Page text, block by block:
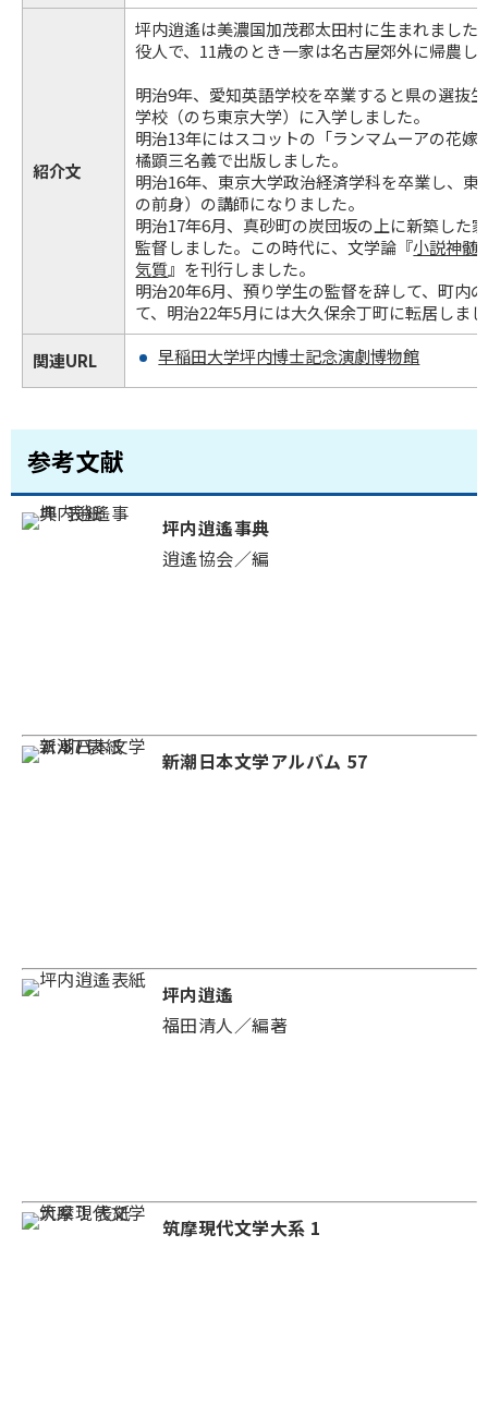
紹介文
坪内逍遙は美濃国加茂郡太田村に生まれました
役人で、11歳のとき一家は名古屋郊外に帰農し
明治9年、愛知英語学校を卒業すると県の選抜
学校（のち東京大学）に入学しました。
明治13年にはスコットの「ランマムーアの花嫁
橘顕三名義で出版しました。
明治16年、東京大学政治経済学科を卒業し、
の前身）の講師になりました。
明治17年6月、真砂町の炭団坂の上に新築した
監督しました。この時代に、文学論『小説神髄
気質』を刊行しました。
明治20年6月、預り学生の監督を辞して、町内
て、明治22年5月には大久保余丁町に転居しま
関連URL 早稲田大学坪内博士記念演劇博物館
参考文献
坪内逍遙事典
逍遙協会／編
新潮日本文学アルバム 57
坪内逍遙
福田清人／編著
筑摩現代文学大系 1